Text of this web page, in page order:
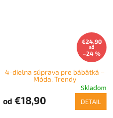
€24,90
až
–24 %
4-dielna súprava pre bábätká –
Móda, Trendy
Skladom
od €18,90 DETAIL